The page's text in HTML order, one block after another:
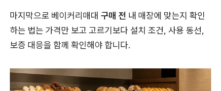
마지막으로 베이커리매대 구매 전 내 매장에 맞는지 확인
하는 법는 가격만 보고 고르기보다 설치 조건, 사용 동선,
보증 대응을 함께 확인해야 합니다.